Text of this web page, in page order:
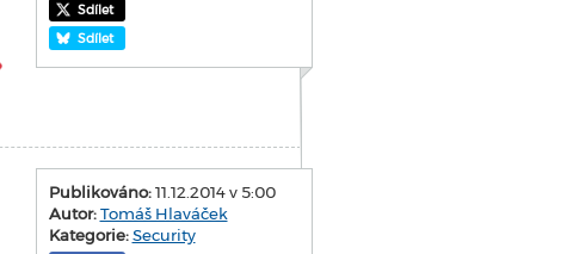
Sdílet
Sdílet
Publikováno:11.12.2014 v 5:00
Autor: Tomáš Hlaváček
Kategorie: Security